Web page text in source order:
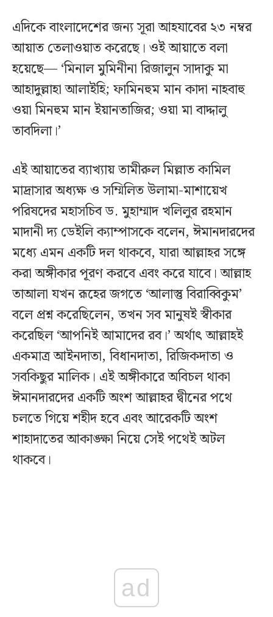
এদিকে বাংলাদেশের জন্য সূরা আহযাবের ২৩ নম্বর
আয়াত তেলাওয়াত করেছে। ওই আয়াতে বলা
হয়েছে— ‘মিনাল মুমিনীনা রিজালুন সাদাকু মা
আহাদুল্লাহা আলাইহি; ফামিনহুম মান কাদা নাহবাহু
ওয়া মিনহুম মান ইয়ানতাজির; ওয়া মা বাদ্দালু
তাবদিলা।’
এই আয়াতের ব্যাখ্যায় তামীরুল মিল্লাত কামিল
মাদ্রাসার অধ্যক্ষ ও সম্মিলিত উলামা-মাশায়েখ
পরিষদের মহাসচিব ড. মুহাম্মাদ খলিলুর রহমান
মাদানী দ্য ডেইলি ক্যাম্পাসকে বলেন, ঈমানদারদের
মধ্যে এমন একটি দল থাকবে, যারা আল্লাহর সঙ্গে
করা অঙ্গীকার পূরণ করবে এবং করে যাবে। আল্লাহ
তাআলা যখন রূহের জগতে ‘আলাস্তু বিরাব্বিকুম’
বলে প্রশ্ন করেছিলেন, তখন সব মানুষই স্বীকার
করেছিল ‘আপনিই আমাদের রব।’ অর্থাৎ আল্লাহই
একমাত্র আইনদাতা, বিধানদাতা, রিজিকদাতা ও
সবকিছুর মালিক। এই অঙ্গীকারে অবিচল থাকা
ঈমানদারদের একটি অংশ আল্লাহর দ্বীনের পথে
চলতে গিয়ে শহীদ হবে এবং আরেকটি অংশ
শাহাদাতের আকাঙ্ক্ষা নিয়ে সেই পথেই অটল
থাকবে।
ad